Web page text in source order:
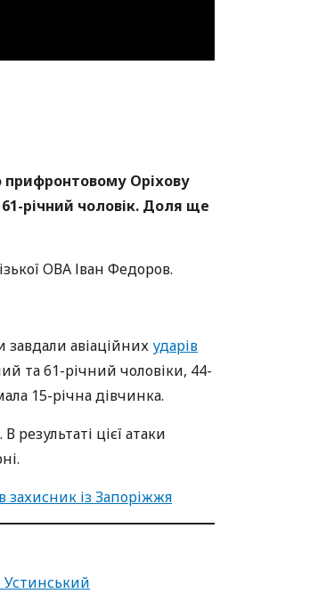
прифронтовому Оріхову
61-річний чоловік. Доля ще
ОВА Іван Федоров.
завдали авіаційних ударів
та 61-річний чоловіки, 44-
15-річна дівчинка.
. В результаті цієї атаки
захисник із Запоріжжя
Устинський